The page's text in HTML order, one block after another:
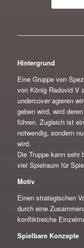
Hintergrund
Eine Gruppe von
von König Radovid V
undercoveragieren
geben wird, wird
führen. Zugleich ist
notwendig, sondern
wird.
Die Truppe kann
viel Spielraum für
Motiv
Einen strategischen
durch eine
konfliktreiche
Spielbare Konzepte